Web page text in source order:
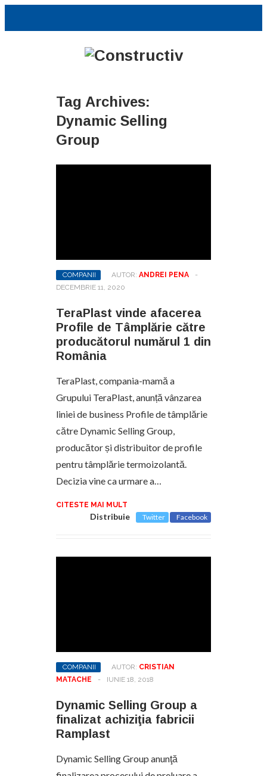
Tag Archives:
Dynamic Selling
Group
COMPANII AUTOR: ANDREI PENA
-
DECEMBRIE 11, 2020
TeraPlast vinde afacerea
Profile de Tâmplărie către
producătorul numărul 1 din
România
TeraPlast, compania-mamă a
Grupului TeraPlast, anunță vânzarea
liniei de business Profile de tâmplărie
către Dynamic Selling Group,
producător și distribuitor de profile
pentru tâmplărie termoizolantă.
Decizia vine ca urmare a…
CITESTE MAI MULT
Distribuie Twitter Facebook
COMPANII AUTOR: CRISTIAN
MATACHE
- IUNIE 18, 2018
Dynamic Selling Group a
finalizat achiziţia fabricii
Ramplast
Dynamic Selling Group anunţă